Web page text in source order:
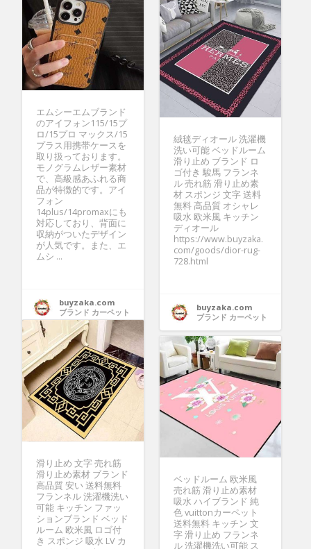
エムシーエムブランド
のアイフォン115/15プ
ロ/15プロ マックス/15
プラス用携帯ケースを
取り扱っております。
モノグラムレザー素材
で、高級感あふれる商
品が特徴的です。アイ
フォン
14plus/14promaxにも
対応しており、背面に
収納がついたデザイン
が人気です。また、エ
ムシ ...
buyzaka.com
ブランド カーペット
絨毯ディオール 洗濯機
洗い可能 ベッドルーム
滑り止め ブランド ロ
ゴ付き 駿馬 フランネ
ル 売れ筋 滑り止め素
材 スポンジ 文字 送料
無料 高品質 オシャレ
吸水 欧米風 キッチン
ディオール
https://www.buyzaka.
com/goods/dior-rug-
728.html
buyzaka.com
ブランド カーペット
滑り止め 文字 売れ筋
滑り止め素材 ブランド
高品質 安い 送料無料
フランネル 洗濯機洗い
可能 キッチン ファッ
ションブランド ベッド
ルーム 欧米風 ロゴ付
き スポンジ 吸水 LV カ
ベッドルーム 欧米風
売れ筋 滑り止め素材
吸水 ハイブランド 純
色 vuittonカーペット
送料無料 キッチン 文
字 滑り止め フランネ
ル 洗濯機洗い可能 ス